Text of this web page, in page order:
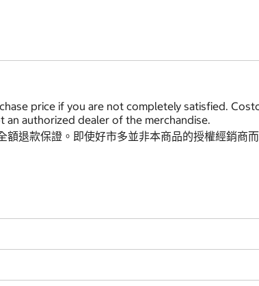
price if you are not completely satisfied.
an authorized dealer of the merchandise.
退款保證。即使好市多並非本商品的授權經銷商